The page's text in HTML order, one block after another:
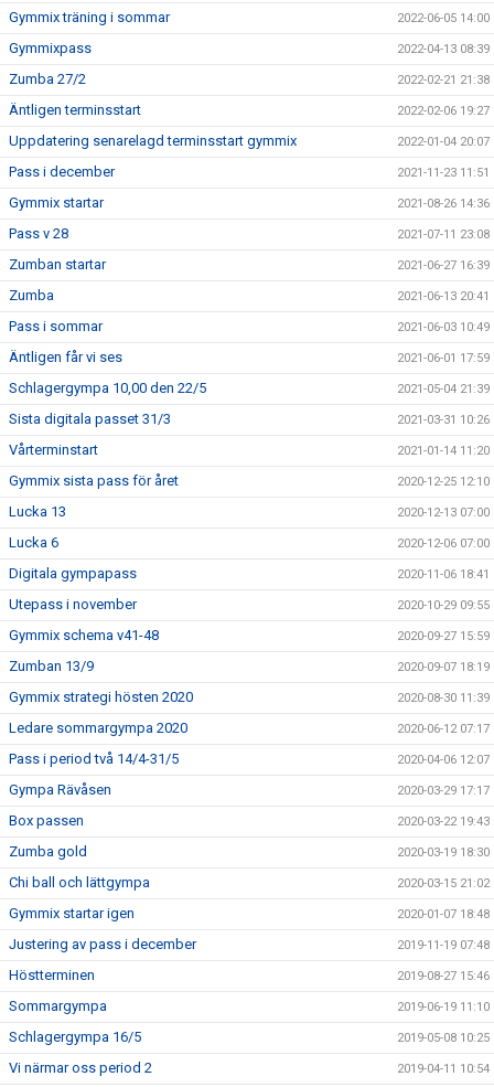
Gymmix träning i sommar 2022-06-05 14:00
Gymmixpass 2022-04-13 08:39
Zumba 27/2 2022-02-21 21:38
Äntligen terminsstart 2022-02-06 19:27
Uppdatering senarelagd terminsstart gymmix 2022-01-04 20:07
Pass i december 2021-11-23 11:51
Gymmix startar 2021-08-26 14:36
Pass v 28 2021-07-11 23:08
Zumban startar 2021-06-27 16:39
Zumba 2021-06-13 20:41
Pass i sommar 2021-06-03 10:49
Äntligen får vi ses 2021-06-01 17:59
Schlagergympa 10,00 den 22/5 2021-05-04 21:39
Sista digitala passet 31/3 2021-03-31 10:26
Vårterminstart 2021-01-14 11:20
Gymmix sista pass för året 2020-12-25 12:10
Lucka 13 2020-12-13 07:00
Lucka 6 2020-12-06 07:00
Digitala gympapass 2020-11-06 18:41
Utepass i november 2020-10-29 09:55
Gymmix schema v41-48 2020-09-27 15:59
Zumban 13/9 2020-09-07 18:19
Gymmix strategi hösten 2020 2020-08-30 11:39
Ledare sommargympa 2020 2020-06-12 07:17
Pass i period två 14/4-31/5 2020-04-06 12:07
Gympa Rävåsen 2020-03-29 17:17
Box passen 2020-03-22 19:43
Zumba gold 2020-03-19 18:30
Chi ball och lättgympa 2020-03-15 21:02
Gymmix startar igen 2020-01-07 18:48
Justering av pass i december 2019-11-19 07:48
Höstterminen 2019-08-27 15:46
Sommargympa 2019-06-19 11:10
Schlagergympa 16/5 2019-05-08 10:25
Vi närmar oss period 2 2019-04-11 10:54